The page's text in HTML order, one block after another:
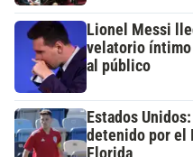
Lionel Messi
velatorio íntimo
al público
Estados
detenido por el
Florida